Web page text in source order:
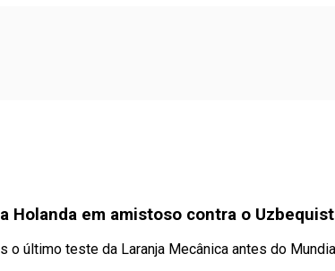
Holanda em amistoso contra o
último teste da Laranja Mecânica antes do Mundial